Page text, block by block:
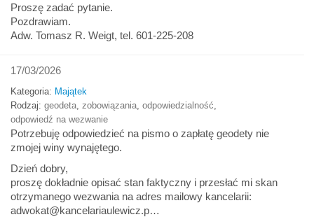
Proszę zadać pytanie.
Pozdrawiam.
Adw. Tomasz R. Weigt, tel. 601-225-208
17/03/2026
Kategoria: Majątek
Rodzaj: geodeta zobowiązania odpowiedzialność
odpowiedź na wezwanie
Potrzebuję odpowiedzieć na pismo o zapłatę geodety nie
zmojej winy wynajętego.
Dzień dobry,
proszę dokładnie opisać stan faktyczny i przesłać mi skan
otrzymanego wezwania na adres mailowy kancelarii:
adwokat@kancelariaulewicz.p…